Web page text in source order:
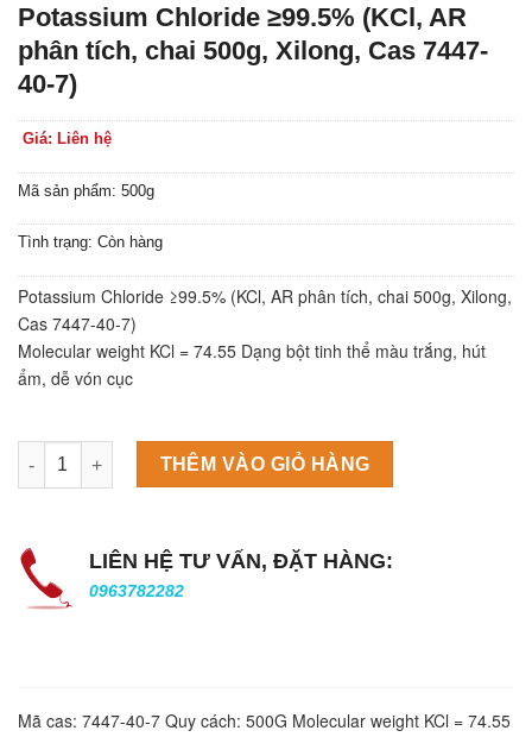
Potassium Chloride ≥99.5% (KCl, AR
phân tích, chai 500g, Xilong, Cas 7447-
40-7)
Giá: Liên hệ
Mã sản phẩm: 500g
Tình trạng: Còn hàng
Potassium Chloride ≥99.5% (KCl, AR phân tích, chai 500g, Xilong,
Cas 7447-40-7)
Molecular weight KCl = 74.55 Dạng bột tinh thể màu trắng, hút
ẩm, dễ vón cục
Máy làm đá viên Scotsman NW458AS số lượng
THÊM VÀO GIỎ HÀNG
LIÊN HỆ TƯ VẤN, ĐẶT HÀNG:
0963782282
Mã cas: 7447-40-7 Quy cách: 500G Molecular weight KCl = 74.55